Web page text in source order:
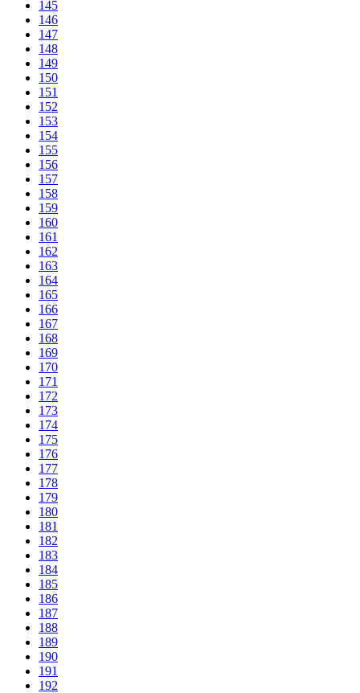
145
146
147
148
149
150
151
152
153
154
155
156
157
158
159
160
161
162
163
164
165
166
167
168
169
170
171
172
173
174
175
176
177
178
179
180
181
182
183
184
185
186
187
188
189
190
191
192